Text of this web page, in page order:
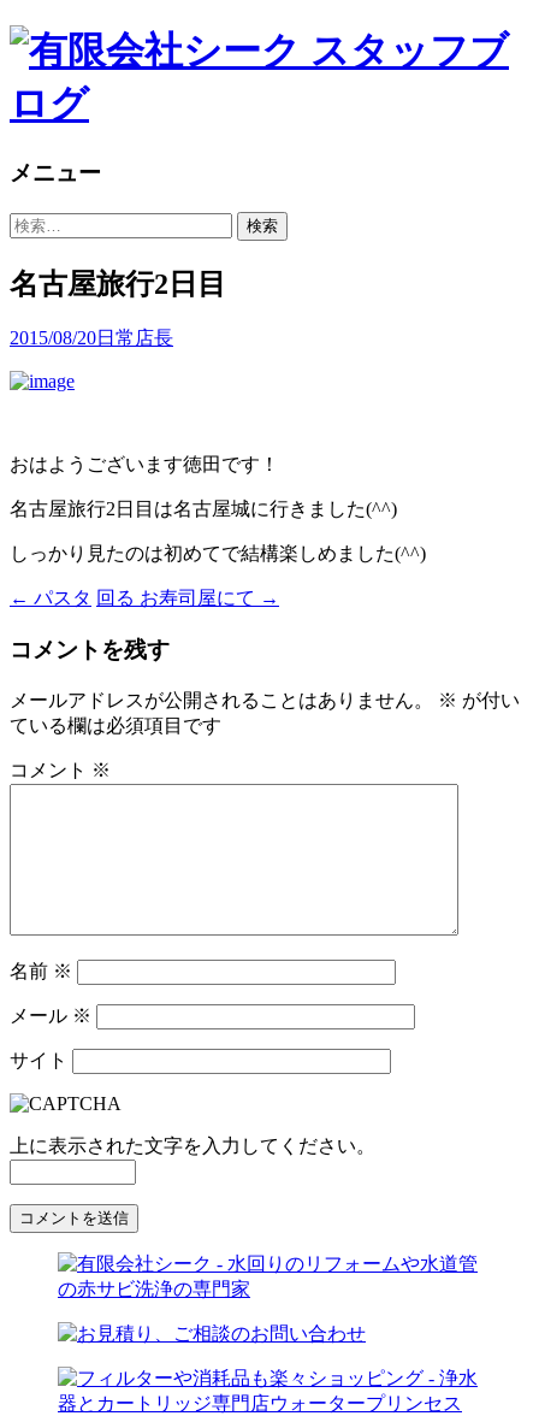
メニュー
コ
テ
ン
へ
ス
検
名古屋旅行2日目
2015/08/20日常 店長
おはようございます徳田です！
名古屋旅行2日目は名古屋城に行きました(^^)
しっかり見たのは初めてで結構楽しめました(^^)
投
稿
ビ
ゲ
← パスタ 回る お寿司屋にて →
コメントを残す
メールアドレスが公開されることはありません。 ※ が付い
ている欄は必須項目です
コメント ※
名前 ※
メール ※
サイト
上に表示された文字を入力してください。